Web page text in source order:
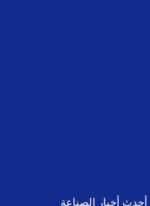
أحدث أخبار الصناعة